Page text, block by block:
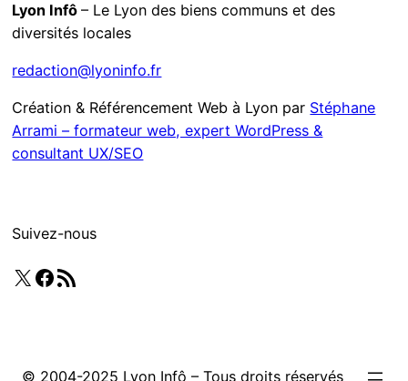
Lyon Infô– Le Lyon des biens communs et des
diversités locales
redaction@lyoninfo.fr
Création & Référencement Web à Lyon par Stéphane
Arrami – formateur web, expert WordPress &
consultant UX/SEO
Suivez-nous
X Facebook
Flux RSS
© 2004-2025 Lyon Infô – Tous droits réservés